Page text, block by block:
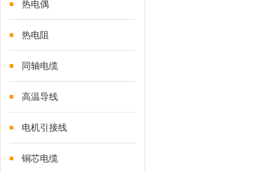
热电偶
热电阻
同轴电缆
高温导线
电机引接线
铜芯电缆